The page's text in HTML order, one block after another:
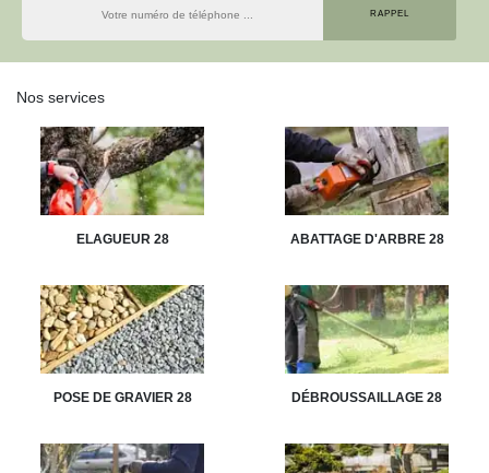
Nos services
ELAGUEUR 28 ABATTAGE D'ARBRE 28
POSE DE GRAVIER 28 DÉBROUSSAILLAGE 28